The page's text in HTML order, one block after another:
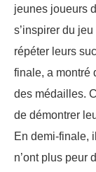
jeunes joueurs
s’inspirer du
répéter leurs
finale, a montré
des médailles.
de démontrer
En demi-finale,
n’ont plus peur